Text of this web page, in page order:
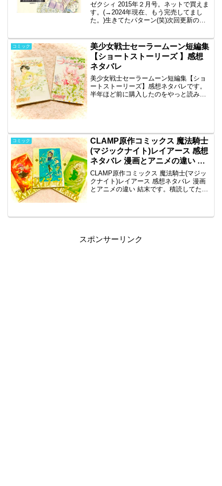
ゼクシィ 2015年２月号。ネットで買えま
す。(→2024年現在、もう完売してまし
た。)生きてたパターン(笑)次回更新の話
普通にパラレルとして単行本出して欲し
かった気も...
コミック
美少女戦士セーラームーン短編集
【ショートストーリーズ 】感想
ネタバレ
美少女戦士セーラームーン短編集【ショ
ートストーリーズ】感想ネタバレです。
半年ほど前に購入したのをやっと読みま
コミック
CLAMP原作コミックス 魔法騎士
(マジックナイト)レイアース 感想
ネタバレ 漫画とアニメの違い 結
末
CLAMP原作コミックス 魔法騎士(マジッ
クナイト)レイアース 感想ネタバレ 漫画
とアニメの違い 結末です。積読してた魔
スポンサーリンク